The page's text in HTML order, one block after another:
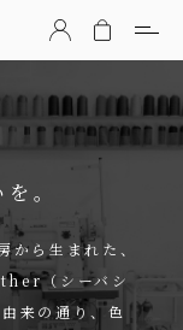
ズレザーストア）
。
ら生まれた、
（シーバシ
の通り、色